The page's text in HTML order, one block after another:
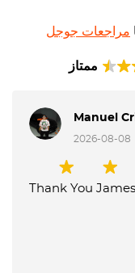
مراجعات جوجل
ممتاز
Manuel
2026-08-08
Thank You